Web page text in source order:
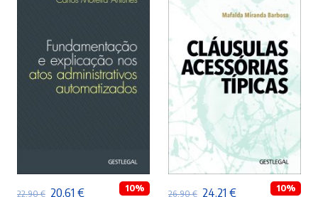
22,90€ O
20,61 €O 10%
ADICIONAR
26,90€ O
24,21 €O 10%